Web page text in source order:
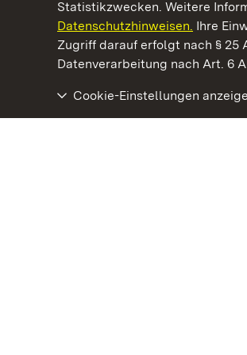
Statistikzwecken. Weitere
Datenschutzhinweisen. Ihre
Zugriff darauf erfolgt nach § 25
Datenverarbeitung nach Art. 6
Cookie-Einstellungen
Kommen. Staunen.